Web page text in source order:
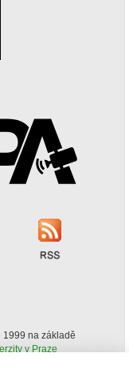
1999 na základě
v Praze